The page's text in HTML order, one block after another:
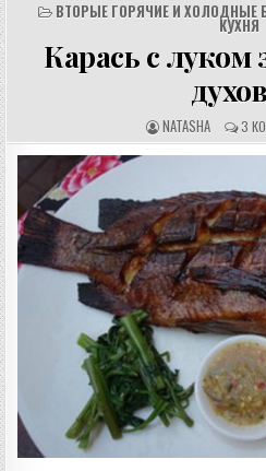
ВТОРЫЕ ГОРЯЧИЕ И
КУХНЯ
Карась с луком
А
В
Т
Е
Ц
Е
П
Т
А
:
NATASHA О
Т
З
Ы
:
3